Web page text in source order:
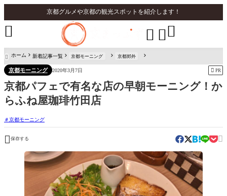
京都グルメや京都の観光スポットを紹介します！
 

 ホーム 新着記事一覧 京都モーニング 京都郊外
京都モーニング 2020年3月7日  PR
京都パフェで有名な店の早朝モーニング！か
らふね屋珈琲竹田店
京都モーニング
 保存する 